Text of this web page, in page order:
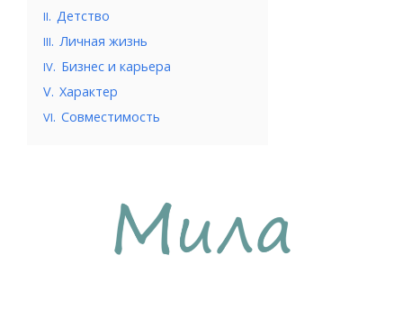
II. Детство
III. Личная жизнь
IV. Бизнес и карьера
V. Характер
VI. Совместимость